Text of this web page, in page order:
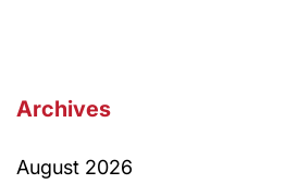
Archives
August 2026